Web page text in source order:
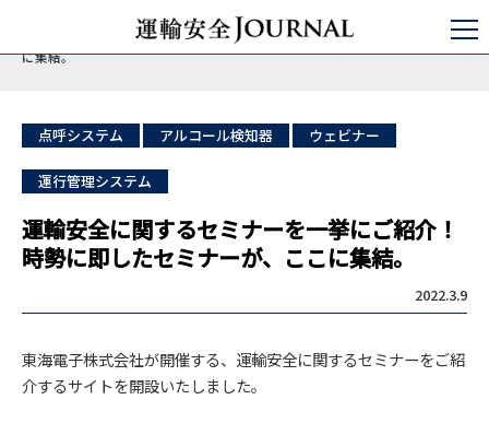
点呼
運輸安全に関するセミナーを一挙にご紹介！時勢に即したセミナーが、ここ
に集結。
点呼システム アルコール検知器 ウェビナー
運行管理システム
運輸安全に関するセミナーを一挙にご紹介！
時勢に即したセミナーが、ここに集結。
2022.3.9
東海電子株式会社が開催する、運輸安全に関するセミナーをご紹
介するサイトを開設いたしました。